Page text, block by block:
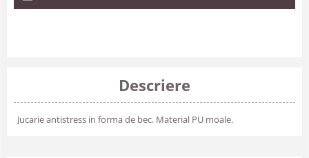
Descriere
Jucarie antistress in forma de bec. Material PU moale.